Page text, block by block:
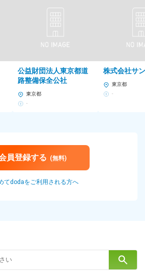
公益財団法人東京都道
路整備保全公社
東京都
-
株式会社サ
東京都
-
員登録する (無料)
てdodaをご利用される方へ